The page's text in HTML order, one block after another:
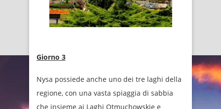
Giorno 3
Nysa possiede anche uno dei tre laghi della
regione, con una vasta spiaggia di sabbia
che insieme ai Laghi Otmuchowskie e